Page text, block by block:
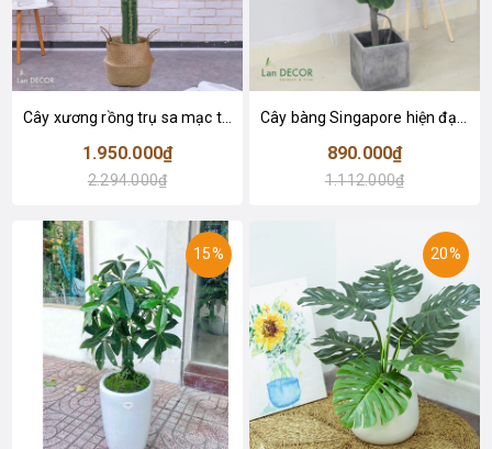
Cây xương rồng trụ sa mạc trang trí loại 2 tay (155cm) - LC2912
1.950.000₫
2.294.000₫
890.000₫
1.112.000₫
15% 20%